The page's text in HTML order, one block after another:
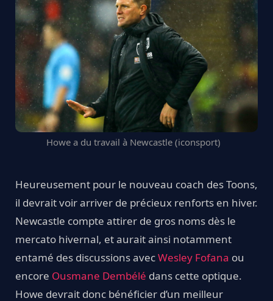
Howe a du travail à Newcastle (iconsport)
Heureusement pour le nouveau coach des Toons,
il devrait voir arriver de précieux renforts en hiver.
Newcastle compte attirer de gros noms dès le
mercato hivernal, et aurait ainsi notamment
entamé des discussions avecWesley Fofana ou
encore Ousmane Dembélé dans cette optique.
Howe devrait donc bénéficier d’un meilleur